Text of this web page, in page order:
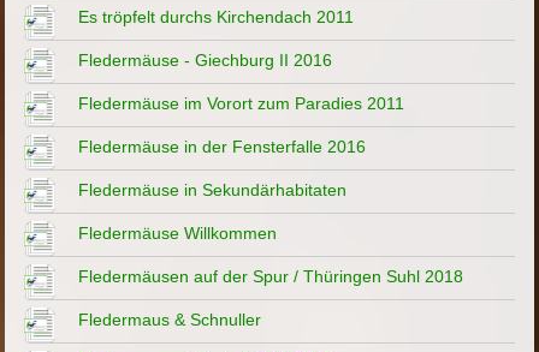
Es tröpfelt durchs Kirchendach 2011
Fledermäuse - Giechburg II 2016
Fledermäuse im Vorort zum Paradies 2011
Fledermäuse in der Fensterfalle 2016
Fledermäuse in Sekundärhabitaten
Fledermäuse Willkommen
Fledermäusen auf der Spur / Thüringen Suhl 2018
Fledermaus & Schnuller